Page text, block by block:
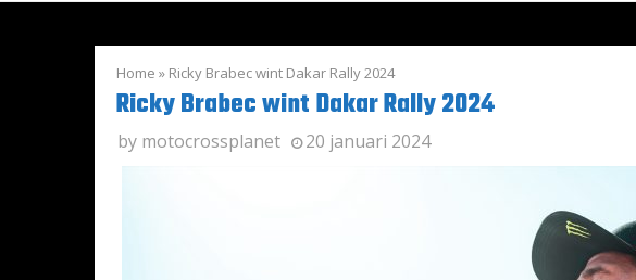
Home » Ricky Brabec wint Dakar Rally 2024
Ricky Brabec wint Dakar Rally 2024
by motocrossplanet 20 januari 2024